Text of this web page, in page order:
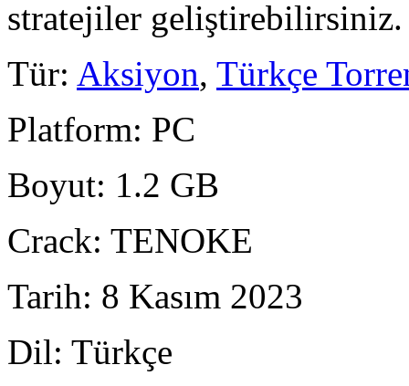
stratejiler
Tür: Aksiyon, Türkçe
Platform: PC
Boyut: 1.2 GB
Crack: TENOKE
Tarih: 8 Kasım 2023
Dil: Türkçe